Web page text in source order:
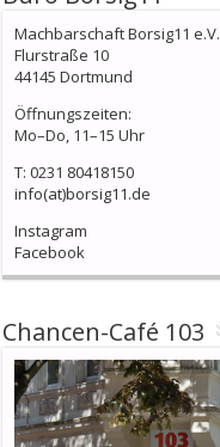
Machbarschaft Borsig11 e.V.
Flurstraße 10
44145 Dortmund
Öffnungszeiten:
Mo–Do, 11–15 Uhr
T: 0231 80418150
info(at)borsig11.de
Instagram
Facebook
Chancen-Café 103